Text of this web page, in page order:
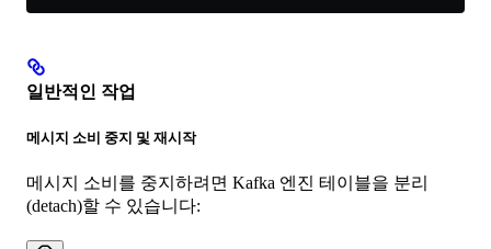
일반적인 작업
메시지 소비 중지 및 재시작
메시지 소비를 중지하려면 Kafka 엔진 테이블을 분리
(detach)할 수 있습니다: